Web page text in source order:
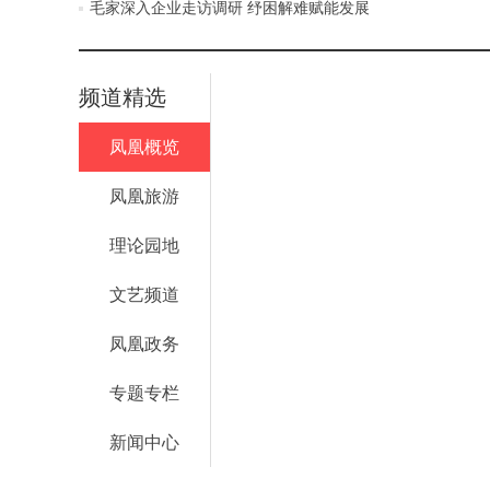
毛家深入企业走访调研 纾困解难赋能发展
频道精选
凤凰概览
凤凰旅游
理论园地
文艺频道
凤凰政务
专题专栏
新闻中心